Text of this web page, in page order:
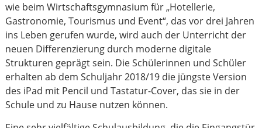
wie beim Wirtschaftsgymnasium für „Hotellerie,
Gastronomie, Tourismus und Event“, das vor drei Jahren
ins Leben gerufen wurde, wird auch der Unterricht der
neuen Differenzierung durch moderne digitale
Strukturen geprägt sein. Die Schülerinnen und Schüler
erhalten ab dem Schuljahr 2018/19 die jüngste Version
des iPad mit Pencil und Tastatur-Cover, das sie in der
Schule und zu Hause nutzen können.